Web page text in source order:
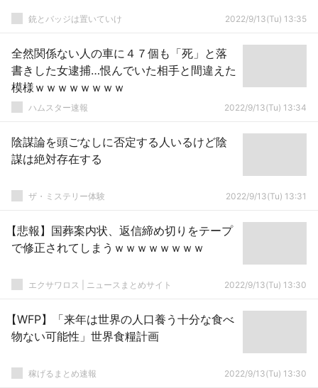
銃とバッジは置いていけ 2022/9/13(Tu) 13:35
全然関係ない人の車に４７個も「死」と落
書きした女逮捕…恨んでいた相手と間違えた
模様ｗｗｗｗｗｗｗｗ
ハムスター速報 2022/9/13(Tu) 13:34
陰謀論を頭ごなしに否定する人いるけど陰
謀は絶対存在する
ザ・ミステリー体験 2022/9/13(Tu) 13:31
【悲報】国葬案内状、返信締め切りをテープ
で修正されてしまうｗｗｗｗｗｗｗｗ
エクサワロス | ニュースまとめサイト 2022/9/13(Tu) 13:30
【WFP】「来年は世界の人口養う十分な食べ
物ない可能性」世界食糧計画
稼げるまとめ速報 2022/9/13(Tu) 13:30